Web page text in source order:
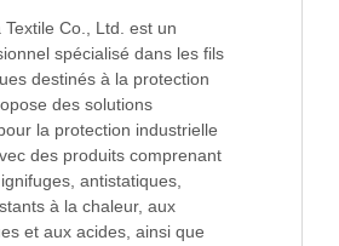
Co., Ltd. est un
spécialisé dans les fils
destinés à la protection
des solutions
la protection industrielle
des produits comprenant
antistatiques,
à la chaleur, aux
et aux acides, ainsi que